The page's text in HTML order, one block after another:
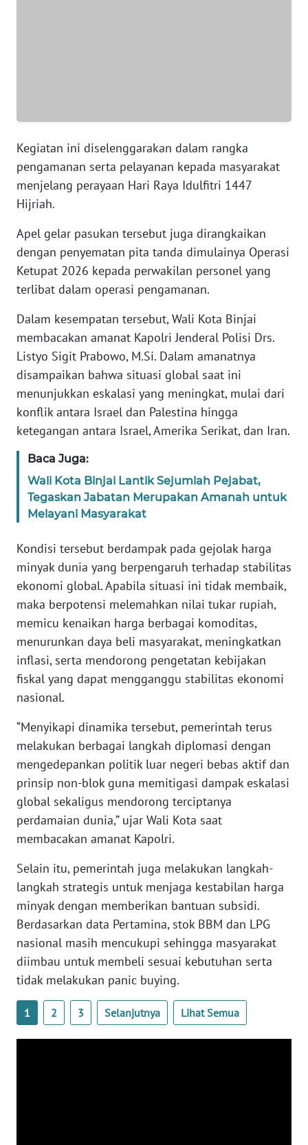
Kegiatan ini diselenggarakan dalam rangka
pengamanan serta pelayanan kepada masyarakat
menjelang perayaan Hari Raya Idulfitri 1447
Hijriah.
Apel gelar pasukan tersebut juga dirangkaikan
dengan penyematan pita tanda dimulainya Operasi
Ketupat 2026 kepada perwakilan personel yang
terlibat dalam operasi pengamanan.
Dalam kesempatan tersebut, Wali Kota Binjai
membacakan amanat Kapolri Jenderal Polisi Drs.
Listyo Sigit Prabowo, M.Si. Dalam amanatnya
disampaikan bahwa situasi global saat ini
menunjukkan eskalasi yang meningkat, mulai dari
konflik antara Israel dan Palestina hingga
ketegangan antara Israel, Amerika Serikat, dan Iran.
Baca Juga:
Wali Kota Binjai Lantik Sejumlah Pejabat,
Tegaskan Jabatan Merupakan Amanah untuk
Melayani Masyarakat
Kondisi tersebut berdampak pada gejolak harga
minyak dunia yang berpengaruh terhadap stabilitas
ekonomi global. Apabila situasi ini tidak membaik,
maka berpotensi melemahkan nilai tukar rupiah,
memicu kenaikan harga berbagai komoditas,
menurunkan daya beli masyarakat, meningkatkan
inflasi, serta mendorong pengetatan kebijakan
fiskal yang dapat mengganggu stabilitas ekonomi
nasional.
“Menyikapi dinamika tersebut, pemerintah terus
melakukan berbagai langkah diplomasi dengan
mengedepankan politik luar negeri bebas aktif dan
prinsip non-blok guna memitigasi dampak eskalasi
global sekaligus mendorong terciptanya
perdamaian dunia,” ujar Wali Kota saat
membacakan amanat Kapolri.
Selain itu, pemerintah juga melakukan langkah-
langkah strategis untuk menjaga kestabilan harga
minyak dengan memberikan bantuan subsidi.
Berdasarkan data Pertamina, stok BBM dan LPG
nasional masih mencukupi sehingga masyarakat
diimbau untuk membeli sesuai kebutuhan serta
tidak melakukan panic buying.
1 2 3 Selanjutnya Lihat Semua
RIAU
WN
SERAMBI
WN
JAMBI
WN
WN
NTB
WN
SULTENG
SULBAR
WN
BABEL
WN
SUMBAR
WN
SUMSEL
WN
BENGKULU
WN
WN
JATENG
WN
NUSANTARA
JOGJA
WN
JATIM
WN
BALI
WN
KALBAR